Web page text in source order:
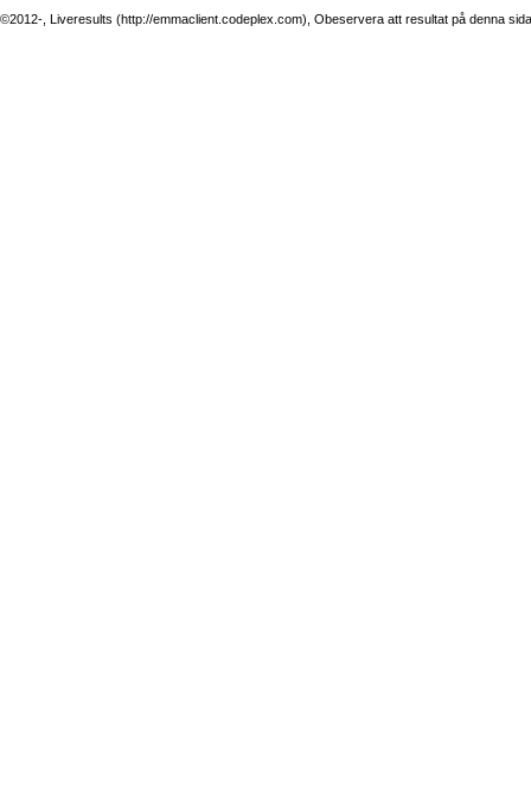
©2012-, Liveresults (http://emmaclient.codeplex.com), Obeservera att resultat på denna